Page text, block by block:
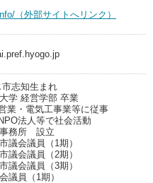
（外部サイトへリンク）
市志知生まれ
学 経営学部 卒業
業・電気工事業等に従事
法人等で社会活動
事務所 設立
議会議員（1期）
議会議員（2期）
議会議員（3期）
議員（1期）